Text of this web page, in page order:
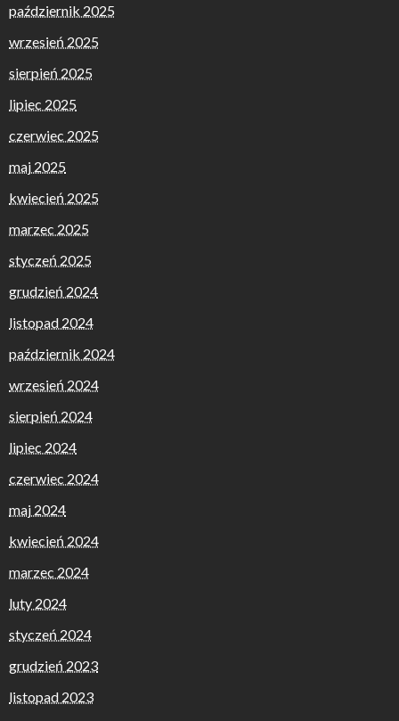
październik 2025
wrzesień 2025
sierpień 2025
lipiec 2025
czerwiec 2025
maj 2025
kwiecień 2025
marzec 2025
styczeń 2025
grudzień 2024
listopad 2024
październik 2024
wrzesień 2024
sierpień 2024
lipiec 2024
czerwiec 2024
maj 2024
kwiecień 2024
marzec 2024
luty 2024
styczeń 2024
grudzień 2023
listopad 2023